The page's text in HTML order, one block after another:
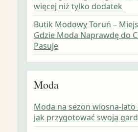
więcej niż tylko dodatek
Butik Modowy Toruń –
Gdzie Moda Naprawdę do
Pasuje
Moda
Moda na sezon wiosna-lato
jak przygotować swoją